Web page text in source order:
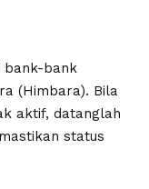
bank-bank
(Himbara). Bila
aktif, datanglah
status